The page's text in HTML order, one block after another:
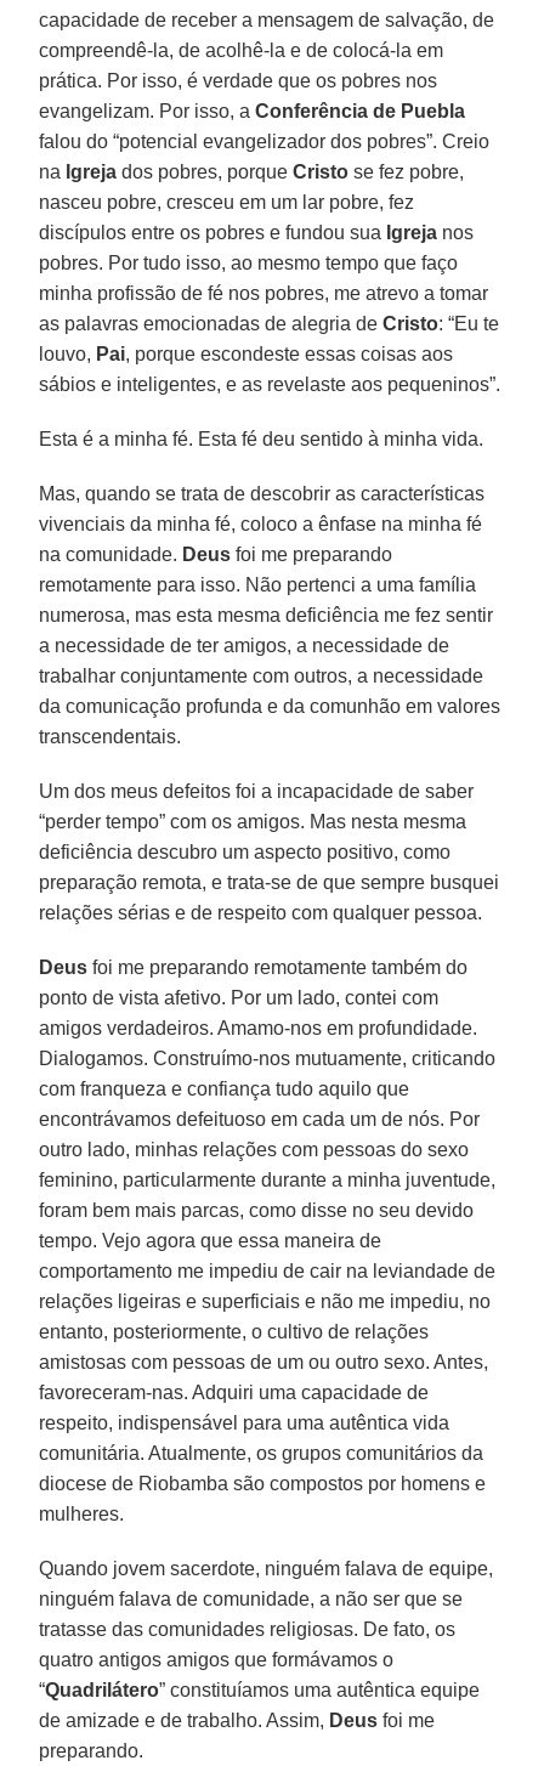
capacidade de receber a mensagem de salvação, de
compreendê-la, de acolhê-la e de colocá-la em
prática. Por isso, é verdade que os pobres nos
evangelizam. Por isso, aConferência de Puebla
falou do “potencial evangelizador dos pobres”. Creio
na Igreja dos pobres, porqueCristo se fez pobre,
nasceu pobre, cresceu em um lar pobre, fez
discípulos entre os pobres e fundou sua Igreja nos
pobres. Por tudo isso, ao mesmo tempo que faço
minha profissão de fé nos pobres, me atrevo a tomar
as palavras emocionadas de alegria deCristo: “Eu te
louvo, Pai, porque escondeste essas coisas aos
sábios e inteligentes, e as revelaste aos pequeninos”.
Esta é a minha fé. Esta fé deu sentido à minha vida.
Mas, quando se trata de descobrir as características
vivenciais da minha fé, coloco a ênfase na minha fé
na comunidade. Deus foi me preparando
remotamente para isso. Não pertenci a uma família
numerosa, mas esta mesma deficiência me fez sentir
a necessidade de ter amigos, a necessidade de
trabalhar conjuntamente com outros, a necessidade
da comunicação profunda e da comunhão em valores
transcendentais.
Um dos meus defeitos foi a incapacidade de saber
“perder tempo” com os amigos. Mas nesta mesma
deficiência descubro um aspecto positivo, como
preparação remota, e trata-se de que sempre busquei
relações sérias e de respeito com qualquer pessoa.
Deus foi me preparando remotamente também do
ponto de vista afetivo. Por um lado, contei com
amigos verdadeiros. Amamo-nos em profundidade.
Dialogamos. Construímo-nos mutuamente, criticando
com franqueza e confiança tudo aquilo que
encontrávamos defeituoso em cada um de nós. Por
outro lado, minhas relações com pessoas do sexo
feminino, particularmente durante a minha juventude,
foram bem mais parcas, como disse no seu devido
tempo. Vejo agora que essa maneira de
comportamento me impediu de cair na leviandade de
relações ligeiras e superficiais e não me impediu, no
entanto, posteriormente, o cultivo de relações
amistosas com pessoas de um ou outro sexo. Antes,
favoreceram-nas. Adquiri uma capacidade de
respeito, indispensável para uma autêntica vida
comunitária. Atualmente, os grupos comunitários da
diocese de Riobamba são compostos por homens e
mulheres.
Quando jovem sacerdote, ninguém falava de equipe,
ninguém falava de comunidade, a não ser que se
tratasse das comunidades religiosas. De fato, os
quatro antigos amigos que formávamos o
“Quadrilátero” constituíamos uma autêntica equipe
de amizade e de trabalho. Assim, Deus foi me
preparando.